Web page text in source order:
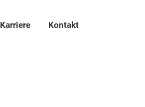
Karriere Kontakt